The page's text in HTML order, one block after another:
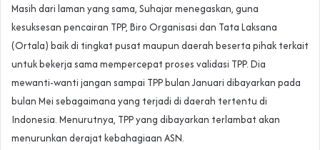
Masih dari laman yang sama, Suhajar menegaskan, guna
kesuksesan pencairan TPP, Biro Organisasi dan Tata Laksana
(Ortala) baik di tingkat pusat maupun daerah beserta pihak terkait
untuk bekerja sama mempercepat proses validasi TPP. Dia
mewanti-wanti jangan sampai TPP bulan Januari dibayarkan pada
bulan Mei sebagaimana yang terjadi di daerah tertentu di
Indonesia. Menurutnya, TPP yang dibayarkan terlambat akan
menurunkan derajat kebahagiaan ASN.